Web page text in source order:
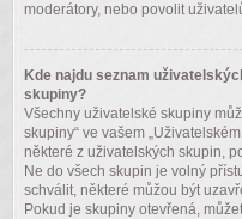
moderátory, nebo povolit
Kde najdu seznam
skupiny?
Všechny uživatelské skupiny
skupiny“ ve vašem
některé z uživatelských skupin,
Ne do všech skupin je volný
schválit, některé můžou být
Pokud je skupiny otevřená,